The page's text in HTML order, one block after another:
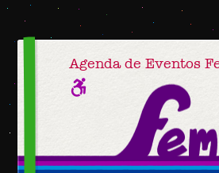
Agenda de Eventos